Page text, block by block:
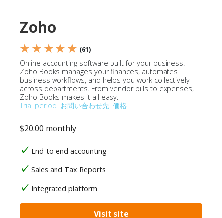
Zoho
★ ★ ★ ★ ★ (61)
Online accounting software built for your business.
Zoho Books manages your finances, automates
business workflows, and helps you work collectively
across departments. From vendor bills to expenses,
Zoho Books makes it all easy.
Trial period お問い合わせ先 価格
$20.00 monthly
End-to-end accounting
Sales and Tax Reports
Integrated platform
Visit site